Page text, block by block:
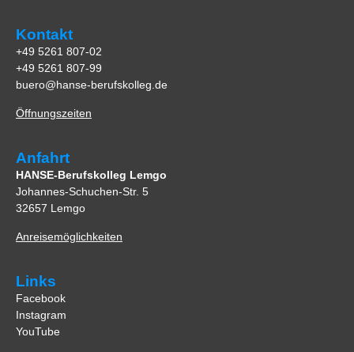
Kontakt
+49 5261 807-02
+49 5261 807-99
buero@hanse-berufskolleg.de
Öffnungszeiten
Anfahrt
HANSE-Berufskolleg Lemgo
Johannes-Schuchen-Str. 5
32657 Lemgo
Anreisemöglichkeiten
Links
Facebook
Instagram
YouTube